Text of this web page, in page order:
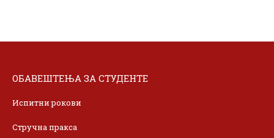
ОБАВЕШТЕЊА ЗА СТУДЕНТЕ
Испитни рокови
Стручна пракса